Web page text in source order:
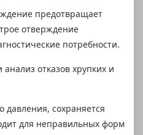
предотвращает
отверждение
потребности.
отказов хрупких и
давления, сохраняется
для неправильных форм